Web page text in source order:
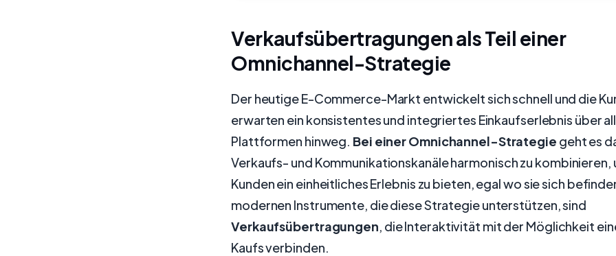
Verkaufsübertragungen als Teil einer
Omnichannel-Strategie
Der heutige E-Commerce-Markt entwickelt sich schnell und die
erwarten ein konsistentes und integriertes Einkaufserlebnis über
Plattformen hinweg. Bei einer Omnichannel-Strategie geht es
Verkaufs- und Kommunikationskanäle harmonisch zu kombinieren,
Kunden ein einheitliches Erlebnis zu bieten, egal wo sie sich
modernen Instrumente, die diese Strategie unterstützen, sind
Verkaufsübertragungen , die Interaktivität mit der Möglichkeit
Kaufs verbinden.